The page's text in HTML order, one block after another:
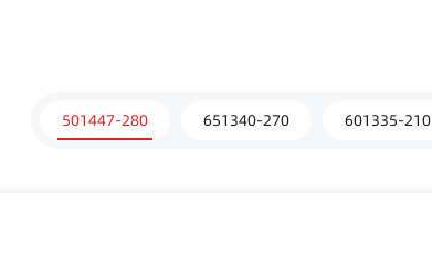
501447-280 651340-270 601335-210